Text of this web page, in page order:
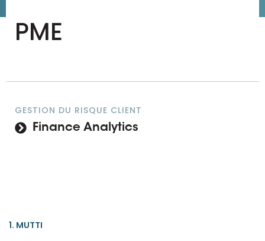
PME
GESTION DU RISQUE CLIENT
Finance Analytics
1. MUTTI